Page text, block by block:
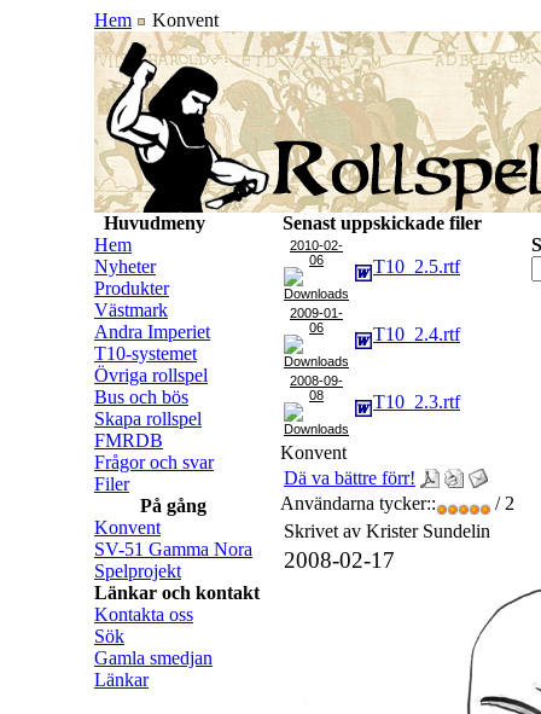
Hem Konvent
Huvudmeny
Hem
Nyheter
Produkter
Västmark
Andra Imperiet
T10-systemet
Övriga rollspel
Bus och bös
Skapa rollspel
FMRDB
Frågor och svar
Filer
På gång
Konvent
SV-51 Gamma Nora
Spelprojekt
Länkar och kontakt
Kontakta oss
Sök
Gamla smedjan
Länkar
Senast uppskickade filer
2010-02-
06
T10_2.5.rtf
2009-01-
06
T10_2.4.rtf
2008-09-
08
T10_2.3.rtf
Konvent
Dä va bättre förr!
Användarna tycker::
/ 2
Skrivet av Krister Sundelin
2008-02-17